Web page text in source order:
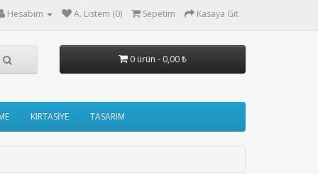
Hesabım A. Listem (0) Sepetim Kasaya Git
0 ürün - 0,00 ₺
KIRTASİYE TASARIM